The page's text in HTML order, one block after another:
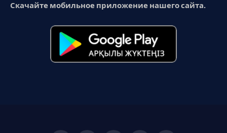
Скачайте мобильное приложение нашего сайта.